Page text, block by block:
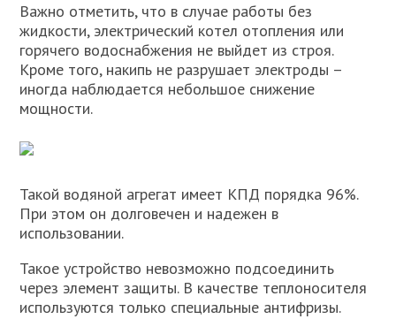
Важно отметить, что в случае работы без
жидкости, электрический котел отопления или
горячего водоснабжения не выйдет из строя.
Кроме того, накипь не разрушает электроды –
иногда наблюдается небольшое снижение
мощности.
Такой водяной агрегат имеет КПД порядка 96%.
При этом он долговечен и надежен в
использовании.
Такое устройство невозможно подсоединить
через элемент защиты. В качестве теплоносителя
используются только специальные антифризы.